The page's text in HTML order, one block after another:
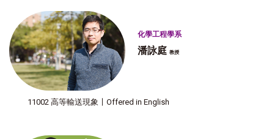
化學工程學系
潘詠庭 教授
11002 高等輸送現象〡Offered in English